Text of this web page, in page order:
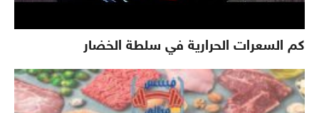
كم السعرات الحرارية في سلطة الخضار